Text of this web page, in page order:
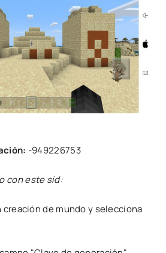
-949226753
con este sid:
creación de mundo y selecciona